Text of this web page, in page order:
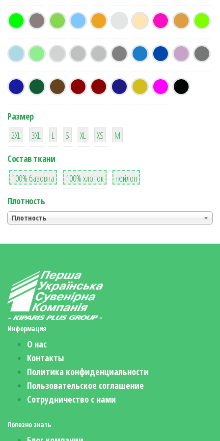
Размер
38
2XL
16
3XL
42
L
42
S
42
XL XS
М
Состав ткани
8
100% бавовна
36
100% хлопок
2
нейлон
Плотность
Плотность
Информация
О нас
Контакты
Политика конфиденциальности
Пользовательское соглашение
Сотрудничество с нами
Полезно знать